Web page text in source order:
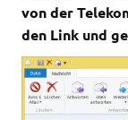
von der
den Link und